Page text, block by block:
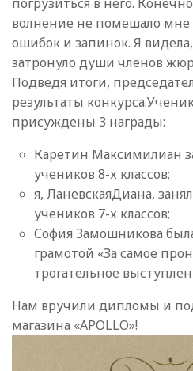
волнение не помешало мне
ошибок и запинок. Я
затронуло души членов
Подведя итоги,
результаты
присуждены 3 награды:
Каретин Максимилиан
учеников 8-х классов;
я, ЛаневскаяДиана,
учеников 7-х классов;
София Замошникова
грамотой «За самое
трогательное
Нам вручили дипломы и
магазина «APOLLO»!